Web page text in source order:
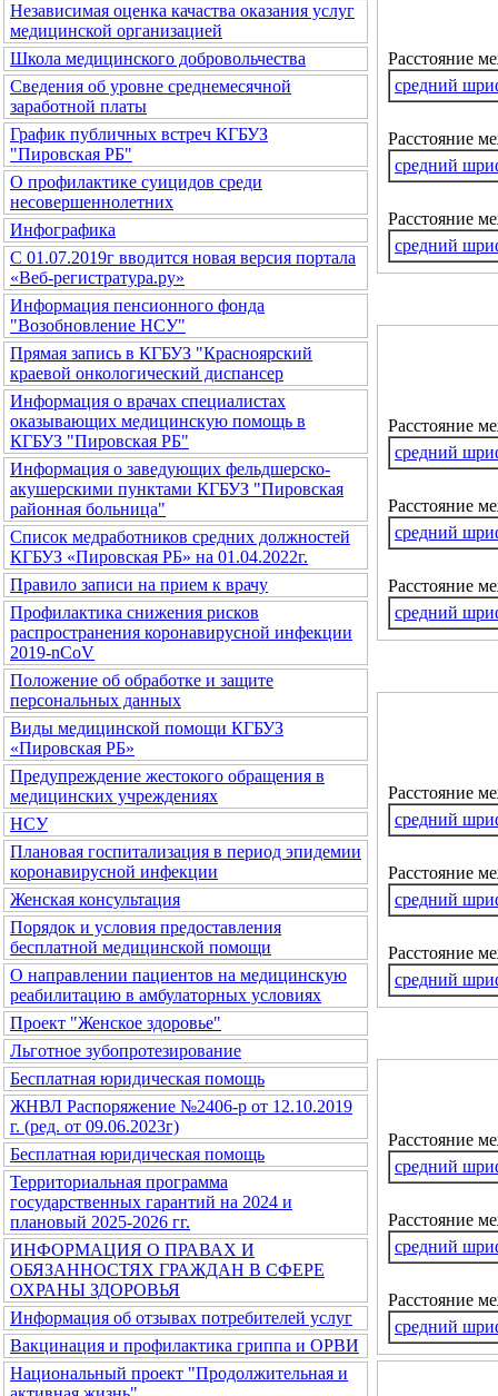
Независимая оценка качаства оказания услуг
медицинской организацией
Школа медицинского добровольчества
Сведения об уровне среднемесячной
заработной платы
График публичных встреч КГБУЗ
"Пировская РБ"
О профилактике суицидов среди
несовершеннолетних
Инфографика
С 01.07.2019г вводится новая версия портала
«Веб-регистратура.ру»
Информация пенсионного фонда
"Возобновление НСУ"
Прямая запись в КГБУЗ "Красноярский
краевой онкологический диспансер
Информация о врачах специалистах
оказывающих медицинскую помощь в
КГБУЗ "Пировская РБ"
Информация о заведующих фельдшерско-
акушерскими пунктами КГБУЗ "Пировская
районная больница"
Список медработников средних должностей
КГБУЗ «Пировская РБ» на 01.04.2022г.
Правило записи на прием к врачу
Профилактика снижения рисков
распространения коронавирусной инфекции
2019-nCoV
Положение об обработке и защите
персональных данных
Виды медицинской помощи КГБУЗ
«Пировская РБ»
Предупреждение жестокого обращения в
медицинских учреждениях
НСУ
Плановая госпитализация в период эпидемии
коронавирусной инфекции
Женская консультация
Порядок и условия предоставления
бесплатной медицинской помощи
О направлении пациентов на медицинскую
реабилитацию в амбулаторных условиях
Проект "Женское здоровье"
Льготное зубопротезирование
Бесплатная юридическая помощь
ЖНВЛ Распоряжение №2406-р от 12.10.2019
г. (ред. от 09.06.2023г)
Бесплатная юридическая помощь
Территориальная программа
государственных гарантий на 2024 и
плановый 2025-2026 гг.
ИНФОРМАЦИЯ О ПРАВАХ И
ОБЯЗАННОСТЯХ ГРАЖДАН В СФЕРЕ
ОХРАНЫ ЗДОРОВЬЯ
Информация об отзывах потребителей услуг
Вакцинация и профилактика гриппа и ОРВИ
Национальный проект "Продолжительная и
Расстояние
средний
Расстояние
средний
Расстояние
средний
Расстояние
средний
Расстояние
средний
Расстояние
средний
Расстояние
средний
Расстояние
средний
Расстояние
средний
Расстояние
средний
Расстояние
средний
Расстояние
средний